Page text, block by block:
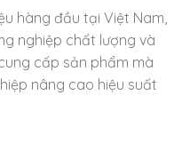
hàng đầu tại Việt Nam,
nghiệp chất lượng và
cấp sản phẩm mà
nâng cao hiệu suất